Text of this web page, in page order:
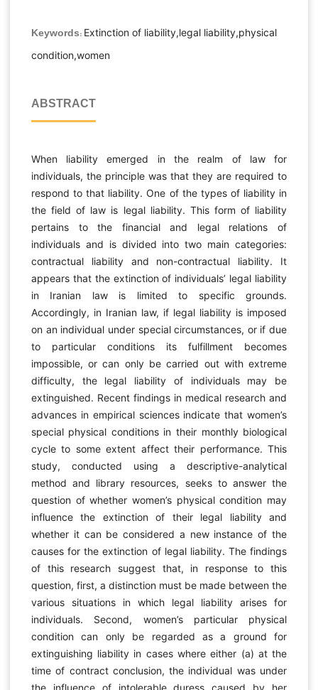
Keywords: Extinction of liability,legal liability,physical
condition,women
ABSTRACT
When liability emerged in the realm of law for
individuals, the principle was that they are required to
respond to that liability. One of the types of liability in
the field of law is legal liability. This form of liability
pertains to the financial and legal relations of
individuals and is divided into two main categories:
contractual liability and non-contractual liability. It
appears that the extinction of individuals’ legal liability
in Iranian law is limited to specific grounds.
Accordingly, in Iranian law, if legal liability is imposed
on an individual under special circumstances, or if due
to particular conditions its fulfillment becomes
impossible, or can only be carried out with extreme
difficulty, the legal liability of individuals may be
extinguished. Recent findings in medical research and
advances in empirical sciences indicate that women’s
special physical conditions in their monthly biological
cycle to some extent affect their performance. This
study, conducted using a descriptive-analytical
method and library resources, seeks to answer the
question of whether women’s physical condition may
influence the extinction of their legal liability and
whether it can be considered a new instance of the
causes for the extinction of legal liability. The findings
of this research suggest that, in response to this
question, first, a distinction must be made between the
various situations in which legal liability arises for
individuals. Second, women’s particular physical
condition can only be regarded as a ground for
extinguishing liability in cases where either (a) at the
time of contract conclusion, the individual was under